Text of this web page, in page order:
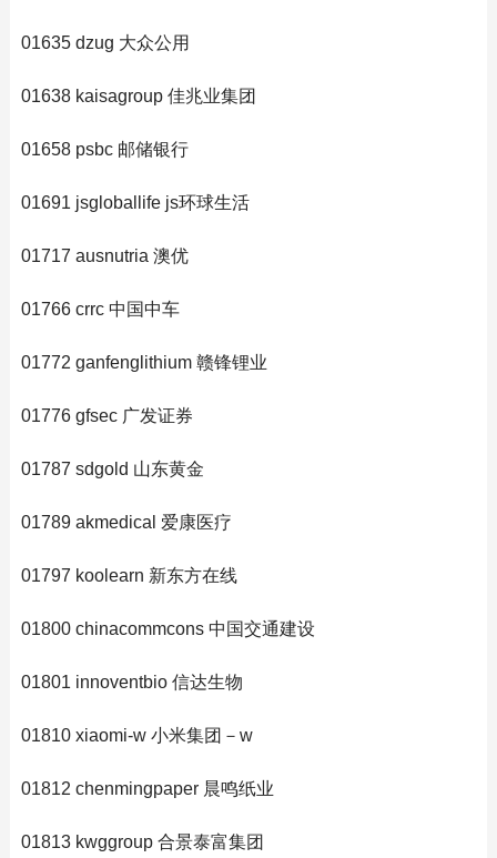
01635 dzug 大众公用
01638 kaisagroup 佳兆业集团
01658 psbc 邮储银行
01691 jsgloballife js环球生活
01717 ausnutria 澳优
01766 crrc 中国中车
01772 ganfenglithium 赣锋锂业
01776 gfsec 广发证券
01787 sdgold 山东黄金
01789 akmedical 爱康医疗
01797 koolearn 新东方在线
01800 chinacommcons 中国交通建设
01801 innoventbio 信达生物
01810 xiaomi-w 小米集团－w
01812 chenmingpaper 晨鸣纸业
01813 kwggroup 合景泰富集团